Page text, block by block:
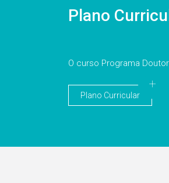
Plano
O curso Programa
Plano Curricular